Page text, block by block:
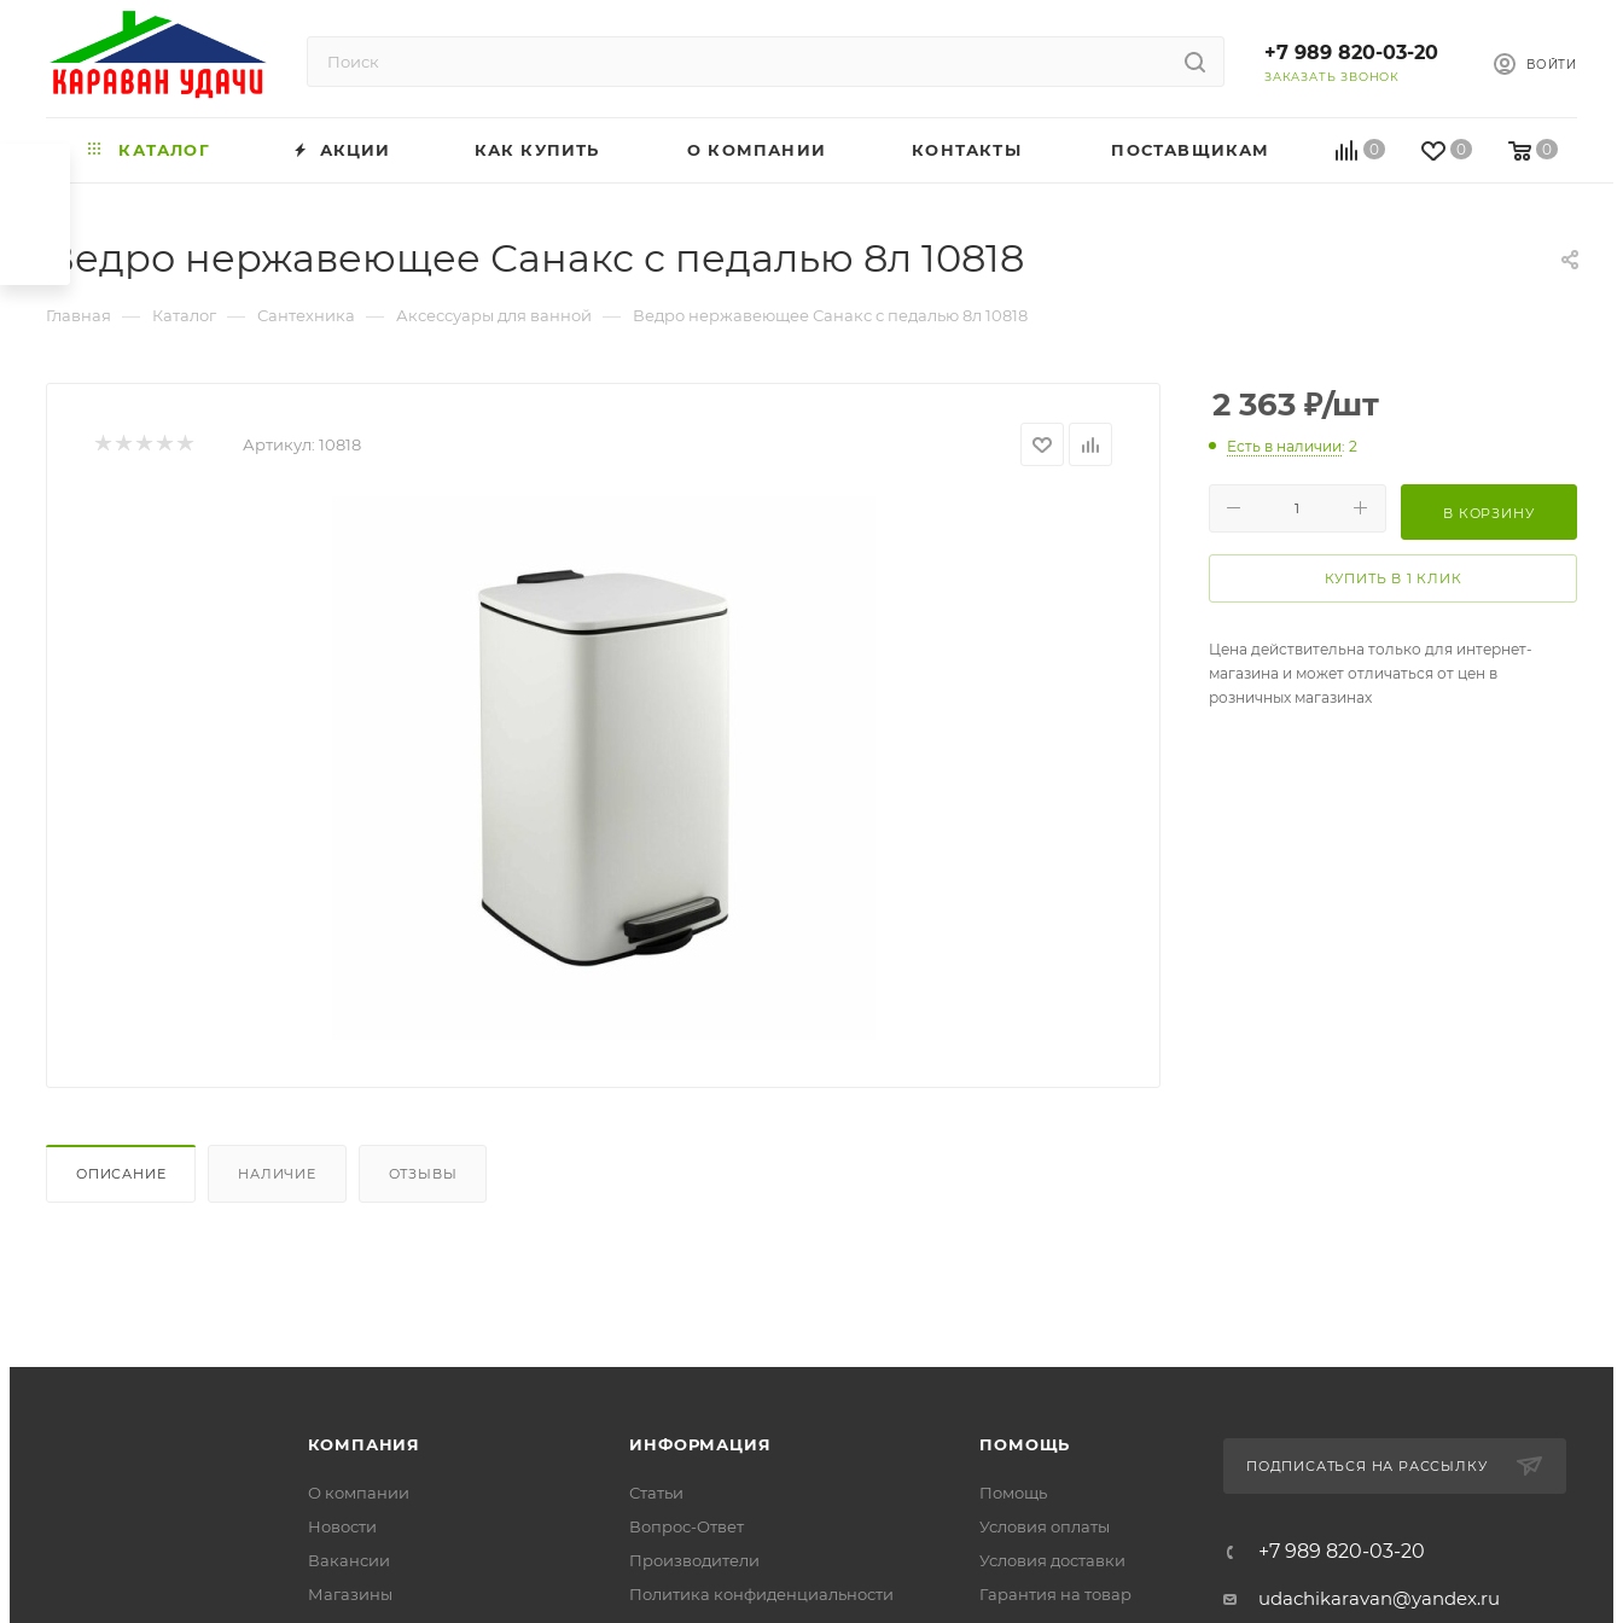
+7 989 820-03-20
ЗАКАЗАТЬ ЗВОНОК
ВОЙТИ
0 0 0
КАТАЛОГ АКЦИИ КАК КУПИТЬ О КОМПАНИИ КОНТАКТЫ ПОСТАВЩИКАМ
Ведро нержавеющее Санакс с педалью 8л 10818
Главная — Каталог — Сантехника — Аксессуары для ванной — Ведро нержавеющее Санакс с педалью 8л 10818
Артикул: 10818
ОПИСАНИЕ НАЛИЧИЕ ОТЗЫВЫ
2 363 ₽/шт
Есть в наличии: 2
В КОРЗИНУ
КУПИТЬ В 1 КЛИК
Цена действительна только для интернет-
магазина и может отличаться от цен в
розничных магазинах
КОМПАНИЯ
О компании
Новости
Вакансии
Магазины
ИНФОРМАЦИЯ
Статьи
Вопрос-Ответ
Производители
Политика конфиденциальности
ПОМОЩЬ
Помощь
Условия оплаты
Условия доставки
Гарантия на товар
ПОДПИСАТЬСЯ НА РАССЫЛКУ
+7 989 820-03-20
udachikaravan@yandex.ru